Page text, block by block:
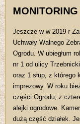
Jeszcze w w 2019 r
Uchwały Walnego
Ogrodu. W ubiegłum
nr 1 od ulicy
oraz 1 słup, z którego
imprezowy. W roku
części Ogrodu, z
alejki ogrodowe.
dużą część działek.